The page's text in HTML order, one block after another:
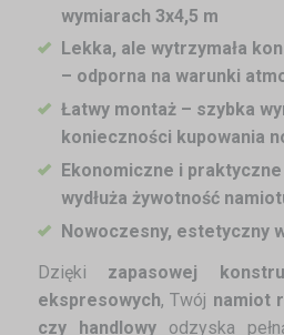
wymiarach 3x4,5 m
Lekka, ale wytrzymała
– odporna na warunki
Łatwy montaż – szybka
konieczności kupowania
Ekonomiczne i
wydłuża żywotność
Nowoczesny, estetyczny
Dzięki zapasowej
ekspresowych, Twój namiot
czy handlowy odzyska